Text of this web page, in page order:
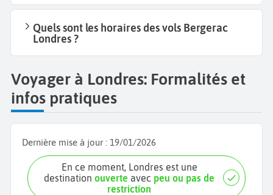
Quels sont les horaires des vols Bergerac
Londres ?
Voyager à Londres: Formalités et
infos pratiques
Dernière mise à jour : 19/01/2026
En ce moment, Londres est une
destinationouverte avec peu ou pas de
restriction